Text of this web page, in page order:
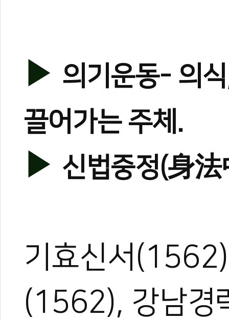
▶ 의기운동- 의
끌어가는 주체.
▶ 신법중정(身
기효신서
(1562), 강남